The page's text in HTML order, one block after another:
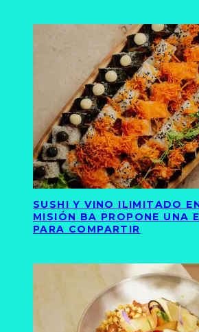
SUSHI Y VINO ILIMITADO
MISIÓN BA PROPONE UNA
PARA COMPARTIR